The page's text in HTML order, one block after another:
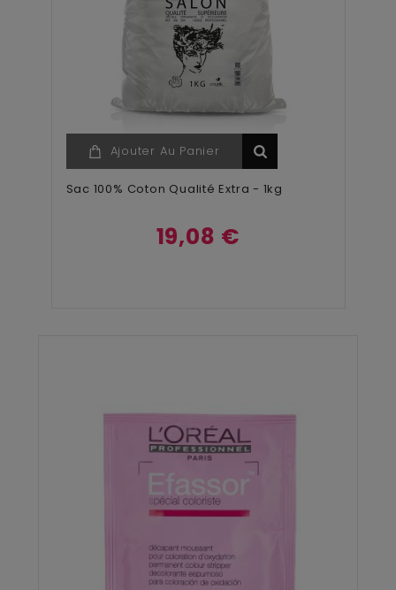
Ajouter Au Panier
Sac 100% Coton Qualité Extra - 1kg
19,08 €